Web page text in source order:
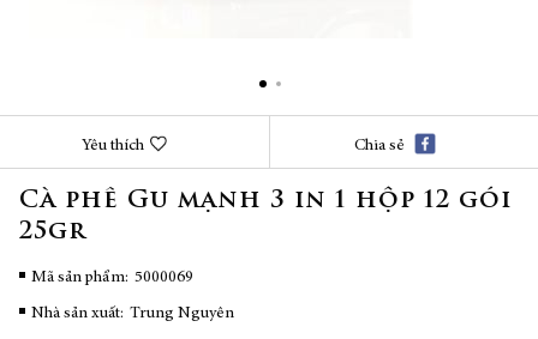
phần
đầu
của
viện
ảnh
Yêu thích Chia sẻ
Cà phê Gu mạnh 3 in 1 hộp 12 gói
25gr
Mã sản phẩm 5000069
Nhà sản xuất: Trung Nguyên